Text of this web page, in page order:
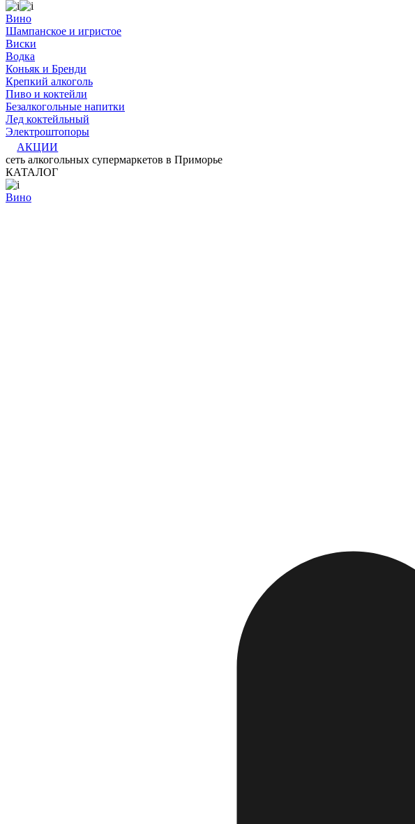
Вино
Шампанское и игристое
Виски
Водка
Коньяк и Бренди
Крепкий алкоголь
Пиво и коктейли
Безалкогольные напитки
Лед коктейльный
Электроштопоры
АКЦИИ
сеть алкогольных супермаркетов в Приморье
КАТАЛОГ
Вино